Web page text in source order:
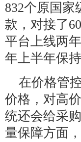
832个原国
款，对接了
平台上线两
年上半年保
在价格管
价格，对高
统还会给采
量保障方面